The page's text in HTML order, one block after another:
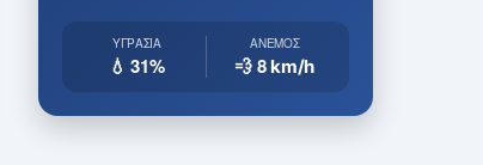
ΥΓΡΑΣΊΑ
💧 31%
ΆΝΕΜΟΣ
💨 8km/h